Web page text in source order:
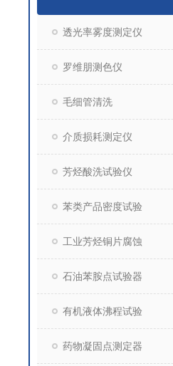
透光率雾度测定仪
罗维朋测色仪
毛细管清洗
介质损耗测定仪
芳烃酸洗试验仪
苯类产品密度试验
工业芳烃铜片腐蚀
石油苯胺点试验器
有机液体沸程试验
药物凝固点测定器